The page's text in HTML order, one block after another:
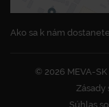
Ako sa k nám
© 2026 MEVA-SK
Zásady
Súhlas